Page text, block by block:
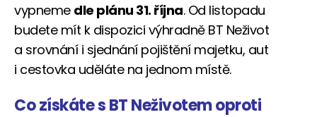
vypneme dle plánu 31. října. Od listopadu
budete mít k dispozici výhradně BT Neživot
a srovnání i sjednání pojištění majetku, aut
i cestovka uděláte na jednom místě.
Co získáte s BT Neživotem oproti